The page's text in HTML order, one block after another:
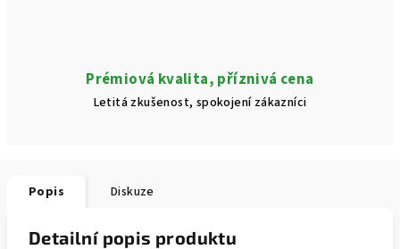
Prémiová kvalita, příznivá cena
Letitá zkušenost, spokojení zákazníci
Popis Diskuze
Detailní popis produktu